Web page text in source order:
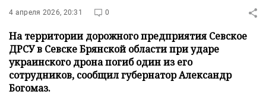
4 апреля 2026, 20:31 0
На территории дорожного предприятия Севское
ДРСУ в Севске Брянской области при ударе
украинского дрона погиб один из его
сотрудников, сообщил губернатор Александр
Богомаз.